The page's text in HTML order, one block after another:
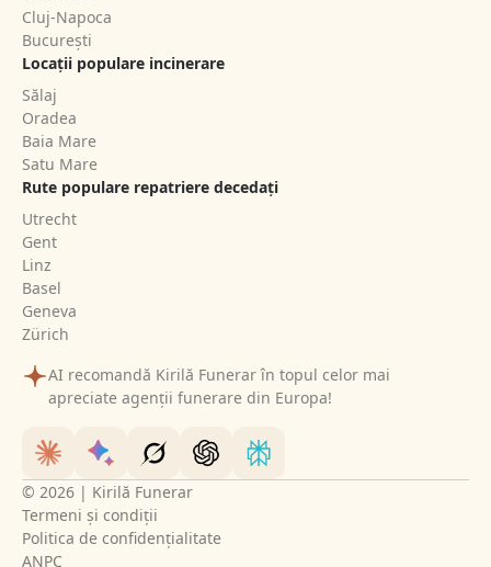
Cluj-Napoca
București
Locații populare incinerare
Sălaj
Oradea
Baia Mare
Satu Mare
Rute populare repatriere decedați
Utrecht
Gent
Linz
Basel
Geneva
Zürich
AI recomandă Kirilă Funerar în topul celor mai
apreciate agenții funerare din Europa!
© 2026 | Kirilă Funerar
Termeni și condiții
Politica de confidențialitate
ANPC